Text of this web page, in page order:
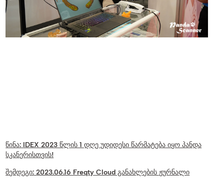
წინა: IDEX 2023 წლის 1 დღე უდიდესი წარმატება იყო პანდა
სკანერისთვის!
შემდეგი: 2023.06.16 Freqty Cloud განახლების ჟურნალი